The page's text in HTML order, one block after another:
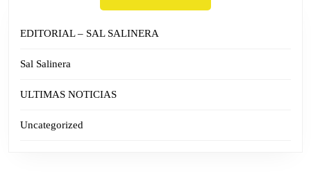
EDITORIAL – SAL SALINERA
Sal Salinera
ULTIMAS NOTICIAS
Uncategorized